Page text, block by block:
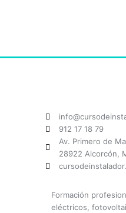
912 17 18 79
Av. Primero de
28922 Alcorcón,
Formación
eléctricos,